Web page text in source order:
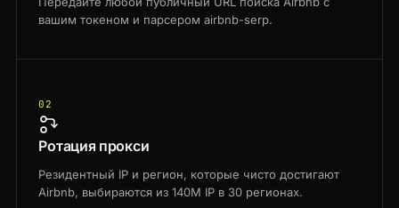
вашим токеном и парсером airbnb-serp.
02
Ротация прокси
Резидентный IP и регион, которые чисто достигают
Airbnb, выбираются из 140M IP в 30 регионах.